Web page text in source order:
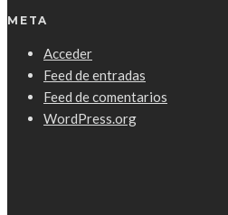
META
Acceder
Feed de entradas
Feed de comentarios
WordPress.org